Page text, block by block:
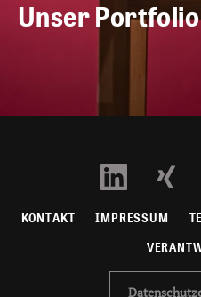
Unser
KONTAKT IMPRESSUM